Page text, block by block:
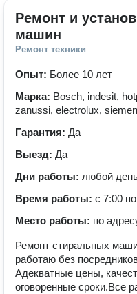
Ремонт и
машин
Ремонт техники
Опыт: Более 10 лет
Марка: Bosch, indesit,
zanussi, electrolux,
Гарантия: Да
Выезд: Да
Дни работы: любой
Время работы: с 7:00
Место работы: по
Ремонт стиральных
работаю без
Адекватные цены,
оговоренные сроки.Все